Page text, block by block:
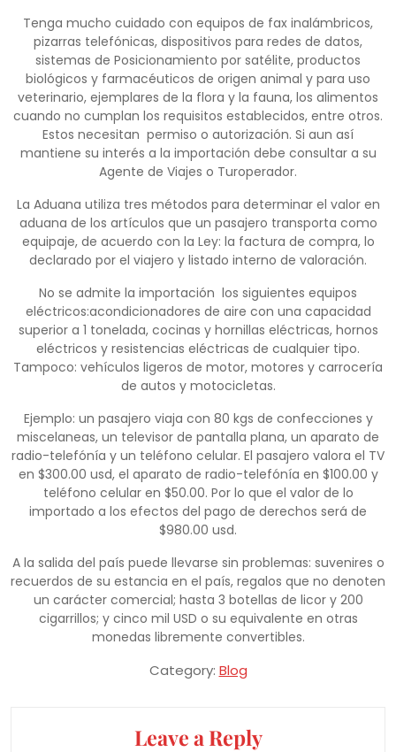
Tenga mucho cuidado con equipos de fax inalámbricos,
pizarras telefónicas, dispositivos para redes de datos,
sistemas de Posicionamiento por satélite, productos
biológicos y farmacéuticos de origen animal y para uso
veterinario, ejemplares de la flora y la fauna, los alimentos
cuando no cumplan los requisitos establecidos, entre otros.
Estos necesitan permiso o autorización. Si aun así
mantiene su interés a la importación debe consultar a su
Agente de Viajes o Turoperador.
La Aduana utiliza tres métodos para determinar el valor en
aduana de los artículos que un pasajero transporta como
equipaje, de acuerdo con la Ley: la factura de compra, lo
declarado por el viajero y listado interno de valoración.
No se admite la importación los siguientes equipos
eléctricos:acondicionadores de aire con una capacidad
superior a 1 tonelada, cocinas y hornillas eléctricas, hornos
eléctricos y resistencias eléctricas de cualquier tipo.
Tampoco: vehículos ligeros de motor, motores y carrocería
de autos y motocicletas.
Ejemplo: un pasajero viaja con 80 kgs de confecciones y
miscelaneas, un televisor de pantalla plana, un aparato de
radio-telefónía y un teléfono celular. El pasajero valora el TV
en $300.00 usd, el aparato de radio-telefónía en $100.00 y
teléfono celular en $50.00. Por lo que el valor de lo
importado a los efectos del pago de derechos será de
$980.00 usd.
A la salida del país puede llevarse sin problemas: suvenires o
recuerdos de su estancia en el país, regalos que no denoten
un carácter comercial; hasta 3 botellas de licor y 200
cigarrillos; y cinco mil USD o su equivalente en otras
monedas libremente convertibles.
Category: Blog
Leave a Reply